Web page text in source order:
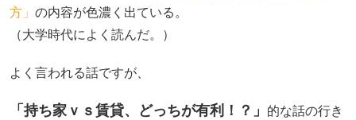
方」 の内容が色濃く出ている。
（大学時代によく読んだ。）
よく言われる話ですが、
「持ち家ｖｓ賃貸、どっちが有利！？」
的な話の行き